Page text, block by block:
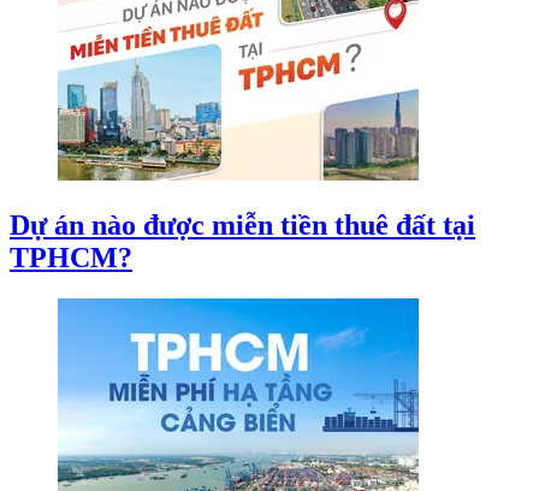
Dự án nào được miễn tiền thuê đất tại
TPHCM?